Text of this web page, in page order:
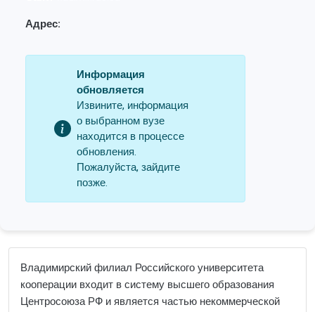
Адрес:
Информация
обновляется
Извините, информация
о выбранном вузе
находится в процессе
обновления.
Пожалуйста, зайдите
позже.
Владимирский филиал Российского университета
кооперации входит в систему высшего образования
Центросоюза РФ и является частью некоммерческой